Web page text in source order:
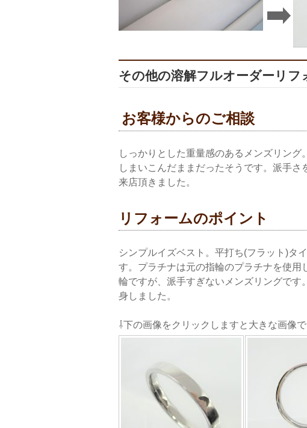
その他の溶解フルオーダーリフ
お客様からのご相談
しっかりとした重量感のあるメンズリン
しまいこんだままだったそうです。派手
来店頂きました。
リフォームのポイント
シンプルイズベスト。平打ち(フラット)タ
す。プラチナは元の指輪のプラチナを使
輪ですが、派手すぎないメンズリングで
身しました。
⇩下の画像をクリックしますと大きな画像で